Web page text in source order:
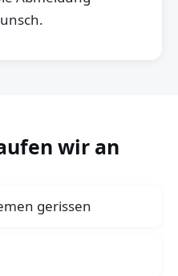
wir an
gerissen